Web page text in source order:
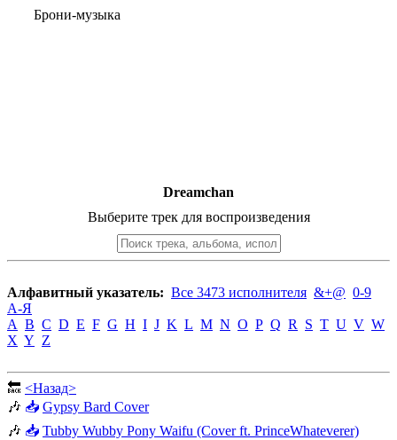
Брони-музыка
Dreamchan
Выберите трек для воспроизведения
Алфавитный указатель: Все 3473 исполнителя &+@ 0-9
А-Я
A B C D E F G H I J K L M N O P Q R S T U V W
X Y Z
🔙 <Назад>
🎶 📥 Gypsy Bard Cover
🎶 📥 Tubby Wubby Pony Waifu (Cover ft. PrinceWhateverer)